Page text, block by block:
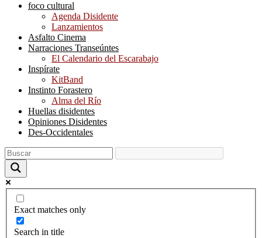
foco cultural
Agenda Disidente
Lanzamientos
Asfalto Cinema
Narraciones Transeúntes
El Calendario del Escarabajo
Inspírate
KitBand
Instinto Forastero
Alma del Río
Huellas disidentes
Opiniones Disidentes
Des-Occidentales
Exact matches only
Search in title